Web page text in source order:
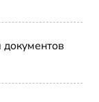
документов